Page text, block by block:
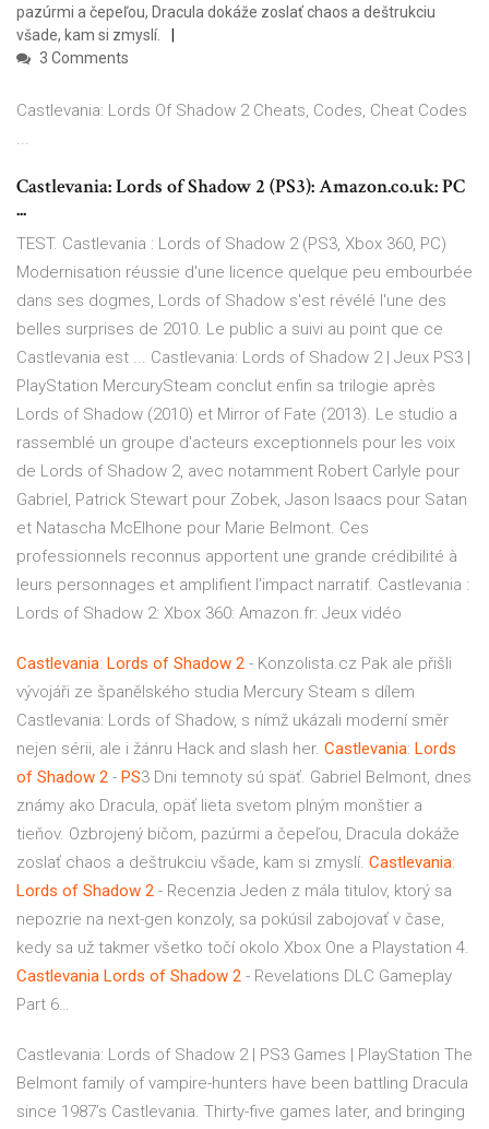
pazúrmi a čepeľou, Dracula dokáže zoslať chaos a deštrukciu
všade, kam si zmyslí.
3 Comments
Castlevania: Lords Of Shadow 2 Cheats, Codes, Cheat Codes
...
Castlevania: Lords of Shadow 2 (PS3): Amazon.co.uk: PC
...
TEST. Castlevania : Lords of Shadow 2 (PS3, Xbox 360, PC)
Modernisation réussie d'une licence quelque peu embourbée
dans ses dogmes, Lords of Shadow s'est révélé l'une des
belles surprises de 2010. Le public a suivi au point que ce
Castlevania est ... Castlevania: Lords of Shadow 2 | Jeux PS3 |
PlayStation MercurySteam conclut enfin sa trilogie après
Lords of Shadow (2010) et Mirror of Fate (2013). Le studio a
rassemblé un groupe d'acteurs exceptionnels pour les voix
de Lords of Shadow 2, avec notamment Robert Carlyle pour
Gabriel, Patrick Stewart pour Zobek, Jason Isaacs pour Satan
et Natascha McElhone pour Marie Belmont. Ces
professionnels reconnus apportent une grande crédibilité à
leurs personnages et amplifient l'impact narratif. Castlevania :
Lords of Shadow 2: Xbox 360: Amazon.fr: Jeux vidéo
Castlevania: Lords of Shadow 2 - Konzolista.cz Pak ale přišli
vývojáři ze španělského studia Mercury Steam s dílem
Castlevania: Lords of Shadow, s nímž ukázali moderní směr
nejen sérii, ale i žánru Hack and slash her. Castlevania: Lords
of Shadow 2 - PS3 Dni temnoty sú späť. Gabriel Belmont, dnes
známy ako Dracula, opäť lieta svetom plným monštier a
tieňov. Ozbrojený bičom, pazúrmi a čepeľou, Dracula dokáže
zoslať chaos a deštrukciu všade, kam si zmyslí. Castlevania:
Lords of Shadow 2 - Recenzia Jeden z mála titulov, ktorý sa
nepozrie na next-gen konzoly, sa pokúsil zabojovať v čase,
kedy sa už takmer všetko točí okolo Xbox One a Playstation 4.
Castlevania Lords of Shadow 2 - Revelations DLC Gameplay
Part 6…
Castlevania: Lords of Shadow 2 | PS3 Games | PlayStation The
Belmont family of vampire-hunters have been battling Dracula
since 1987’s Castlevania. Thirty-five games later, and bringing